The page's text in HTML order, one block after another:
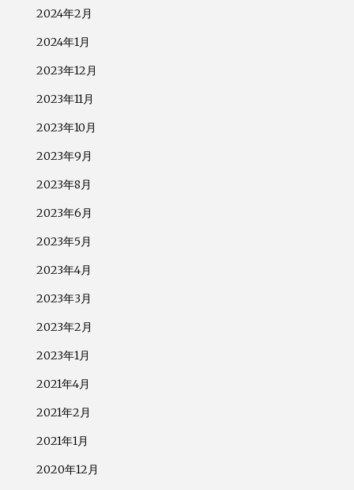
2024年2月
2024年1月
2023年12月
2023年11月
2023年10月
2023年9月
2023年8月
2023年6月
2023年5月
2023年4月
2023年3月
2023年2月
2023年1月
2021年4月
2021年2月
2021年1月
2020年12月